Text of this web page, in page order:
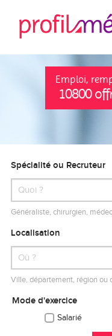
Emploi,
10800
Spécialité ou Recruteur
Généraliste, chirurgien,
Localisation
Ville, département, région ou
Mode d'exercice
Salarié